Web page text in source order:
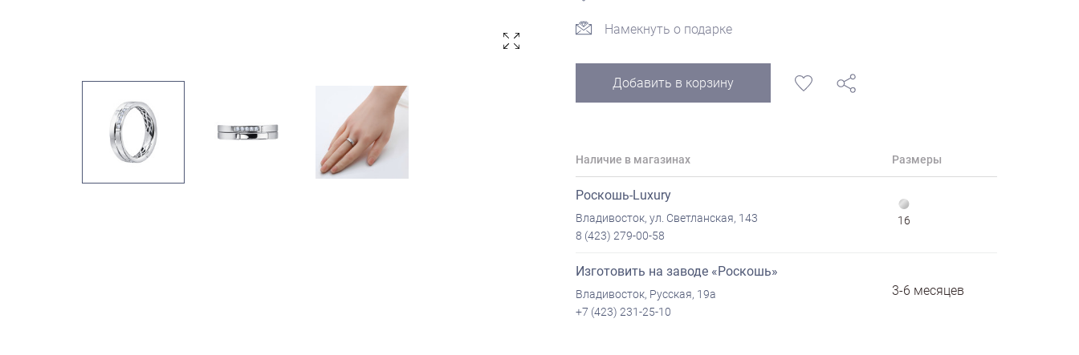
Намекнуть о подарке
Добавить в корзину
Наличие в магазинах Размеры
Роскошь-Luxury
Владивосток, ул. Светланская, 143
8 (423) 279-00-58
16
Изготовить на заводе «Роскошь»
Владивосток, Русская, 19а
+7 (423) 231-25-10
3-6 месяцев